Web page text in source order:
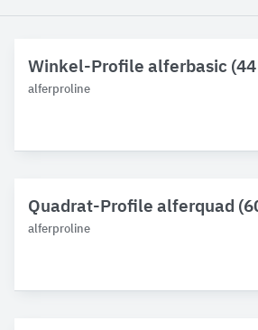
Winkel-Profile alferbasic (44
alferproline
Quadrat-Profile alferquad
alferproline